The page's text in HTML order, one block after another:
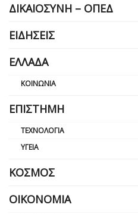
ΔΙΚΑΙΟΣΎΝΗ – ΟΠΕΔ
ΕΙΔΉΣΕΙΣ
ΕΛΛΆΔΑ
ΚΟΙΝΩΝΊΑ
ΕΠΙΣΤΉΜΗ
ΤΕΧΝΟΛΟΓΊΑ
ΥΓΕΊΑ
ΚΌΣΜΟΣ
ΟΙΚΟΝΟΜΊΑ